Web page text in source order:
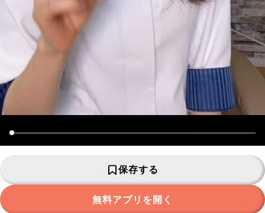
保存する
無料アプリを開く